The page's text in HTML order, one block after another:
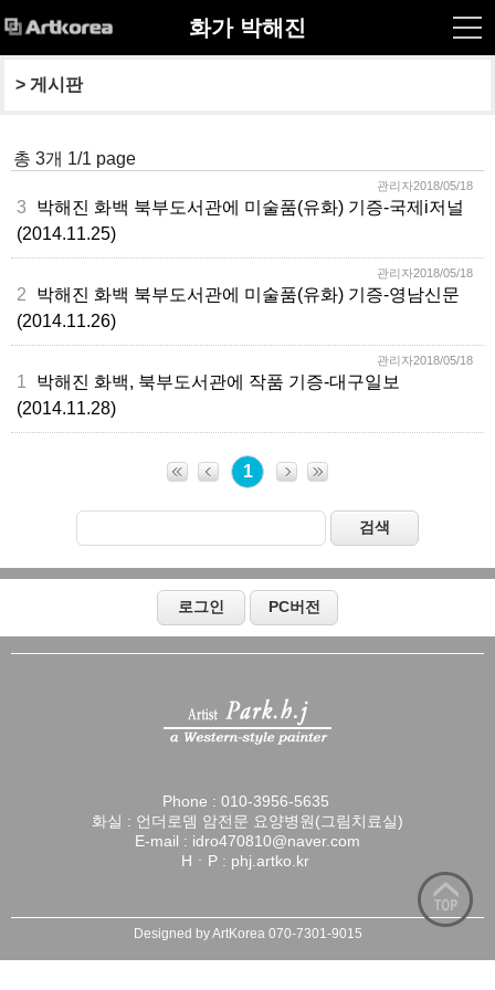
화가 박해진
> 게시판
총 3개 1/1 page
관리자2018/05/18
3
박해진 화백 북부도서관에 미술품(유화) 기증-국제i저널
(2014.11.25)
관리자2018/05/18
2
박해진 화백 북부도서관에 미술품(유화) 기증-영남신문
(2014.11.26)
관리자2018/05/18
1
박해진 화백, 북부도서관에 작품 기증-대구일보
(2014.11.28)
1
Phone : 010-3956-5635
화실 : 언더로뎀 암전문 요양병원(그림치료실)
E-mail : idro470810@naver.com
HㆍP : phj.artko.kr
Designed by ArtKorea 070-7301-9015